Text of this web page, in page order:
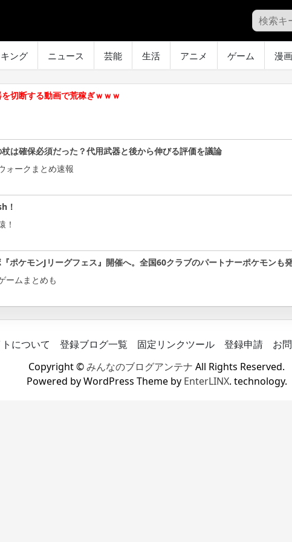
ング ニュース 芸能 生活 アニメ ゲーム 漫画
切断する動画で荒稼ぎｗｗｗ
杖は確保必須だった？代用武器と後から伸びる評価を議論
ォークまとめ速報
！
！
『ポケモンJリーグフェス』開催へ。全国60クラブのパートナーポケモンも
ームまとめも
について 登録ブログ一覧 固定リンクツール 登録申請
お
Copyright ©みんなのブログアンテナ All Rights Reserved.
Powered by WordPress Theme by EnterLINX. technology.